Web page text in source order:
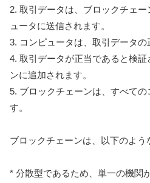
2. 取引データは、ブロックチェ
ュータに送信されます。
3. コンピュータは、取引データの
4. 取引データが正当であると検
ンに追加されます。
5. ブロックチェーンは、すべて
す。
ブロックチェーンは、以下のよう
* 分散型であるため、単一の機関